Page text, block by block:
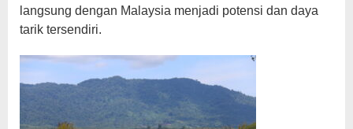
langsung dengan Malaysia menjadi potensi dan daya
tarik tersendiri.